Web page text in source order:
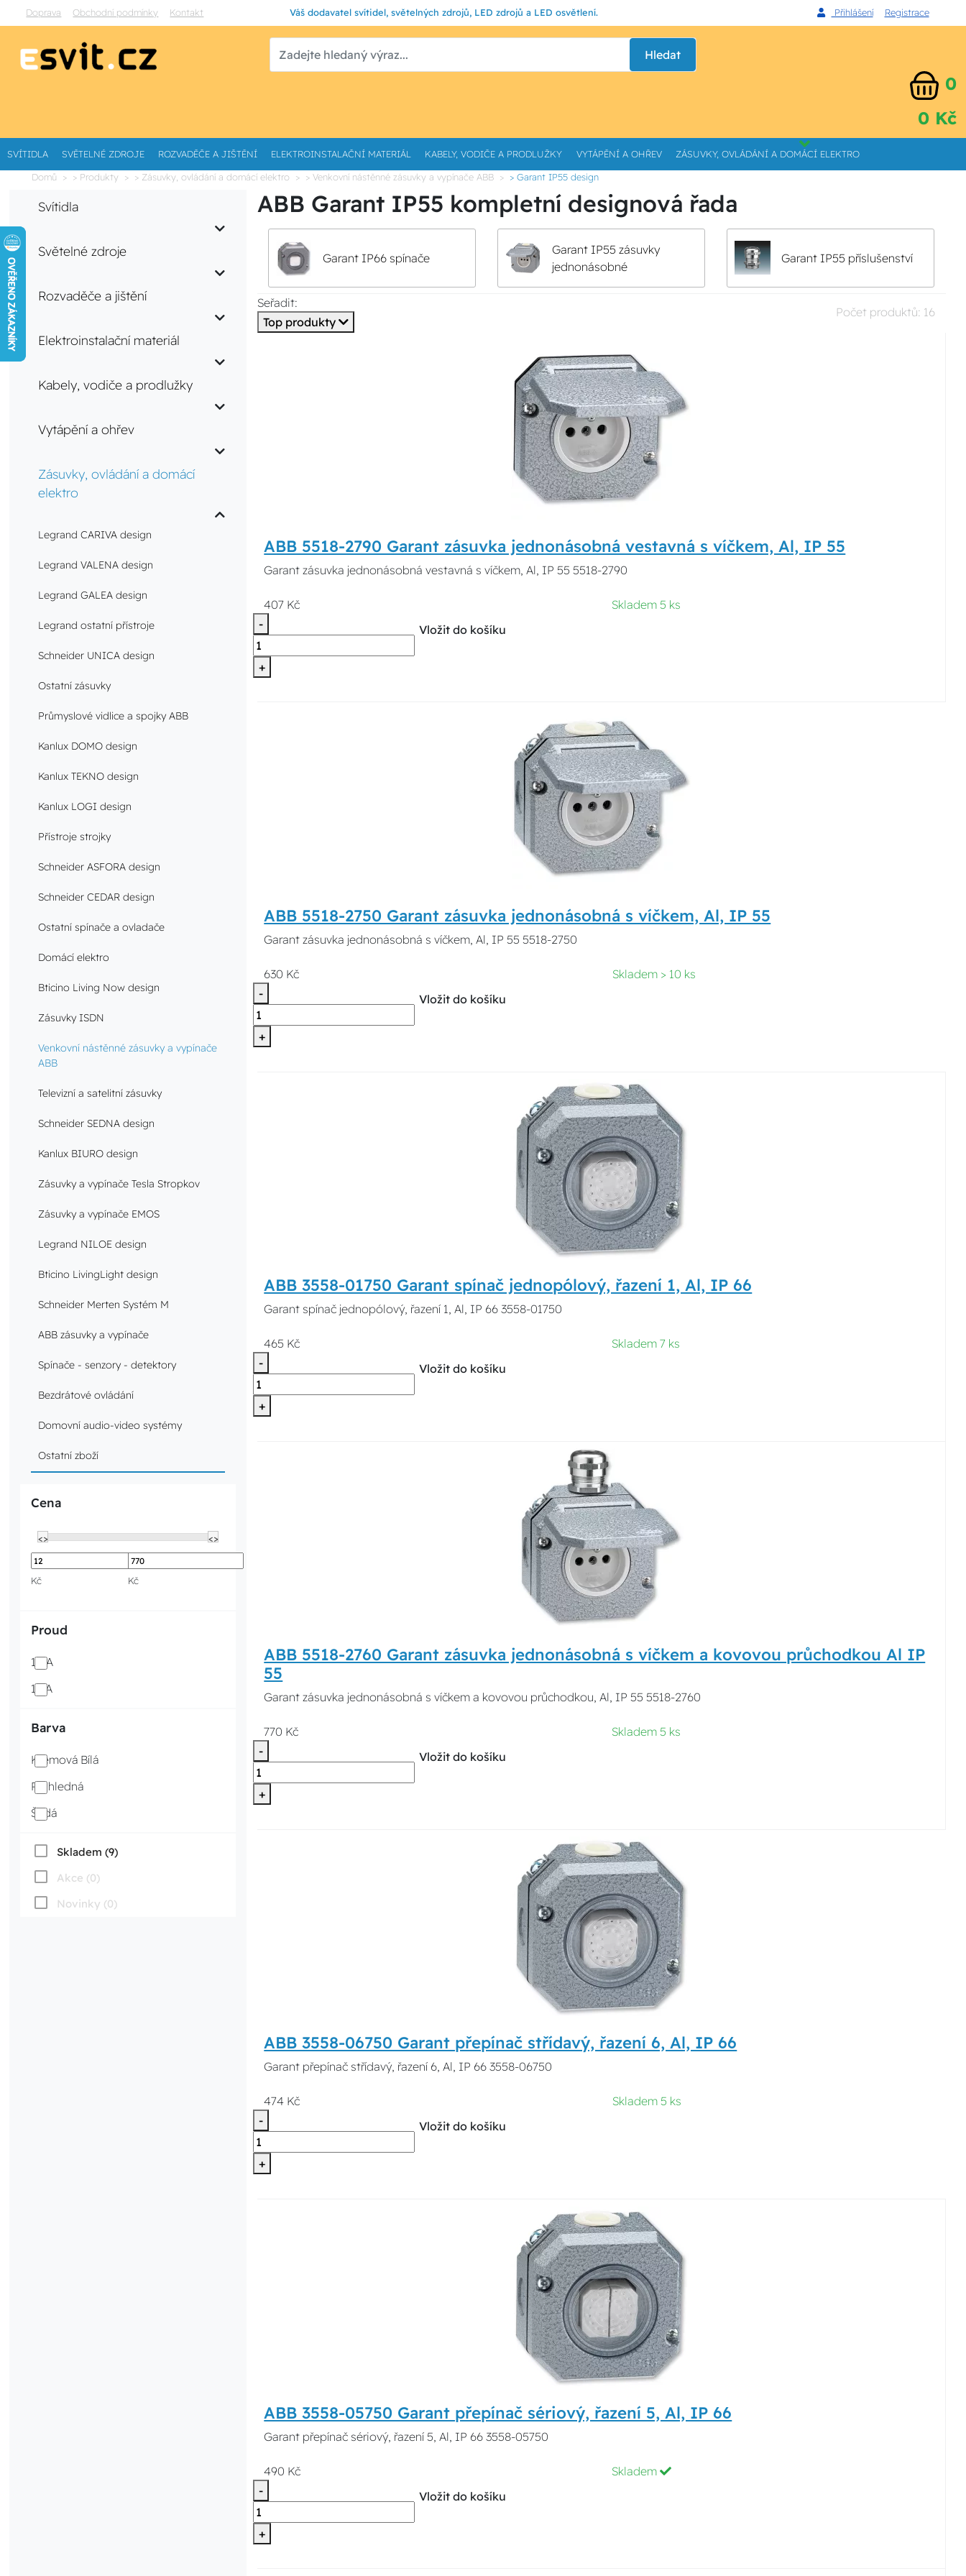
Doprava Obchodní podmínky Kontakt Váš dodavatel svítidel, světelných zdrojů, LED zdrojů a LED osvětlení. Přihlášení Registrace
Hledat
0
0 Kč
SVÍTIDLA SVĚTELNÉ ZDROJE ROZVADĚČE A JIŠTĚNÍ ELEKTROINSTALAČNÍ MATERIÁL KABELY, VODIČE A PRODLUŽKY VYTÁPĚNÍ A OHŘEV ZÁSUVKY, OVLÁDÁNÍ A DOMÁCÍ ELEKTRO
Domů > Produkty > Zásuvky, ovládání a domácí elektro > Venkovní nástěnné zásuvky a vypínače ABB > Garant IP55 design
Svítidla
Světelné zdroje
Rozvaděče a jištění
Elektroinstalační materiál
Kabely, vodiče a prodlužky
Vytápění a ohřev
Zásuvky, ovládání a domácí
elektro
Legrand CARIVA design
Legrand VALENA design
Legrand GALEA design
Legrand ostatní přístroje
Schneider UNICA design
Ostatní zásuvky
Průmyslové vidlice a spojky ABB
Kanlux DOMO design
Kanlux TEKNO design
Kanlux LOGI design
Přístroje strojky
Schneider ASFORA design
Schneider CEDAR design
Ostatní spínače a ovladače
Domácí elektro
Bticino Living Now design
Zásuvky ISDN
Venkovní nástěnné zásuvky a vypínače
ABB
Televizní a satelitní zásuvky
Schneider SEDNA design
Kanlux BIURO design
Zásuvky a vypínače Tesla Stropkov
Zásuvky a vypínače EMOS
Legrand NILOE design
Bticino LivingLight design
Schneider Merten Systém M
ABB zásuvky a vypínače
Spínače - senzory - detektory
Bezdrátové ovládání
Domovní audio-video systémy
Ostatní zboží
Cena
<> <>
Kč Kč
Proud
10 A
16 A
Barva
Krémová Bílá
Průhledná
Šedá
Skladem (9)
Akce (0)
Novinky (0)
ABB Garant IP55 kompletní designová řada
Garant IP66 spínače
Garant IP55 zásuvky
jednonásobné
Garant IP55 příslušenství
Seřadit:
Top produkty
Počet produktů: 16
ABB 5518-2790 Garant zásuvka jednonásobná vestavná s víčkem, Al, IP 55
Garant zásuvka jednonásobná vestavná s víčkem, Al, IP 55 5518-2790
407 Kč
Skladem 5 ks
-
+
Vložit do košíku
ABB 5518-2750 Garant zásuvka jednonásobná s víčkem, Al, IP 55
Garant zásuvka jednonásobná s víčkem, Al, IP 55 5518-2750
630 Kč
Skladem > 10 ks
-
+
Vložit do košíku
ABB 3558-01750 Garant spínač jednopólový, řazení 1, Al, IP 66
Garant spínač jednopólový, řazení 1, Al, IP 66 3558-01750
465 Kč
Skladem 7 ks
-
+
Vložit do košíku
ABB 5518-2760 Garant zásuvka jednonásobná s víčkem a kovovou průchodkou Al IP
55
Garant zásuvka jednonásobná s víčkem a kovovou průchodkou, Al, IP 55 5518-2760
770 Kč
Skladem 5 ks
-
+
Vložit do košíku
ABB 3558-06750 Garant přepínač střídavý, řazení 6, Al, IP 66
Garant přepínač střídavý, řazení 6, Al, IP 66 3558-06750
474 Kč
Skladem 5 ks
-
+
Vložit do košíku
ABB 3558-05750 Garant přepínač sériový, řazení 5, Al, IP 66
Garant přepínač sériový, řazení 5, Al, IP 66 3558-05750
490 Kč
Skladem
-
+
Vložit do košíku